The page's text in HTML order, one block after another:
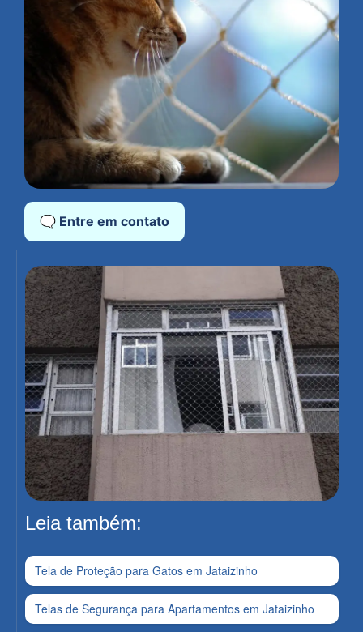
🗨️ Entre em contato
Leia também:
Tela de Proteção para Gatos em Jataizinho
Telas de Segurança para Apartamentos em Jataizinho